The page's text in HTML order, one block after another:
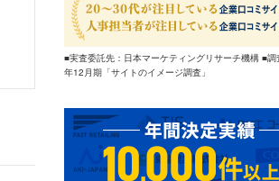
■実査委託先：日本マーケティングリサーチ機構 ■
年12月期「サイトのイメージ調査」